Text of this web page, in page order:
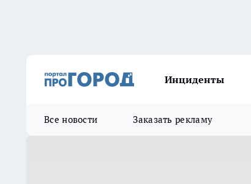
Инциденты
Все новости Заказать рекламу